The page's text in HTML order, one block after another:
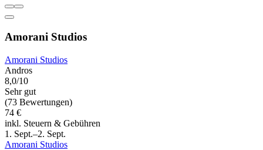
Amorani Studios
Amorani Studios
Andros
8,0/10
Sehr gut
(73 Bewertungen)
74 €
inkl. Steuern & Gebühren
1. Sept.–2. Sept.
Amorani Studios